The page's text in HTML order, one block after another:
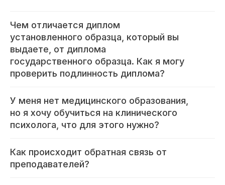
Чем отличается диплом
установленного образца, который вы
выдаете, от диплома
государственного образца. Как я могу
проверить подлинность диплома?
У меня нет медицинского образования,
но я хочу обучиться на клинического
психолога, что для этого нужно?
Как происходит обратная связь от
преподавателей?
и фармацевтического образования
Проверить лицензию
ИНН/КПП 9702021368/770201001
ОГРН 1207700292690
8 800 444 10 82
Муниципальный Округ Мещанский, ул Кузнецкий
Мост, д. 19, стр.2